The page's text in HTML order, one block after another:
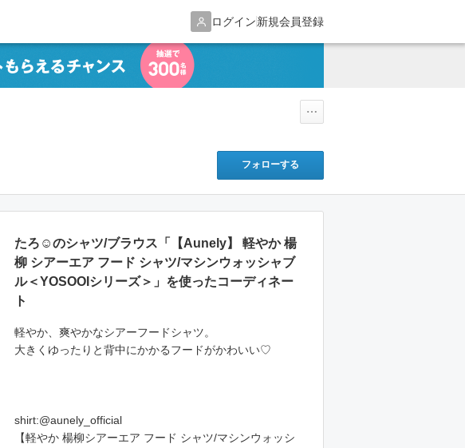
ログイン新規会員登録
フォローする
たろ☺︎のシャツ/ブラウス「【Aunely】 軽やか 楊
柳 シアーエア フード シャツ/マシンウォッシャブ
ル＜YOSOOIシリーズ＞」を使ったコーディネー
ト
軽やか、爽やかなシアーフードシャツ。
大きくゆったりと背中にかかるフードがかわいい♡
shirt:@aunely_official
【軽やか 楊柳シアーエア フード シャツ/マシンウォッシ